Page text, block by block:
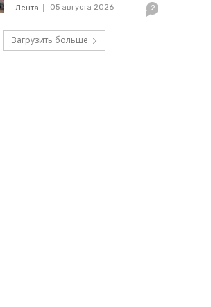
Лента 05 августа 2026 2
Загрузить больше